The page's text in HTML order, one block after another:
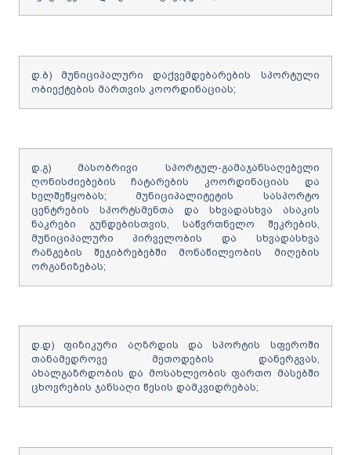
დ.ბ) მუნიციპალური დაქვემდებარების სპორტული
ობიექტების მართვის კოორდინაციას;
დ.გ) მასობრივი სპორტულ-გამაჯანსაღებელი
ღონისძიებების ჩატარების კოორდინაციას და
ხელშეწყობას; მუნიციპალიტეტის სასპორტო
ცენტრების სპორტსმენთა და სხვადასხვა ასაკის
ნაკრები გუნდებისთვის, საწვრთნელო შეკრების,
მუნიციპალური პირველობის და სხვადასხვა
რანგების შეჯიბრებებში მონაწილეობის მიღების
ორგანიზებას;
დ.დ) ფიზიკური აღზრდის და სპორტის სფეროში
თანამედროვე მეთოდების დანერგვას,
ახალგაზრდობის და მოსახლეობის ფართო მასებში
ცხოვრების ჯანსაღი წესის დამკვიდრებას;